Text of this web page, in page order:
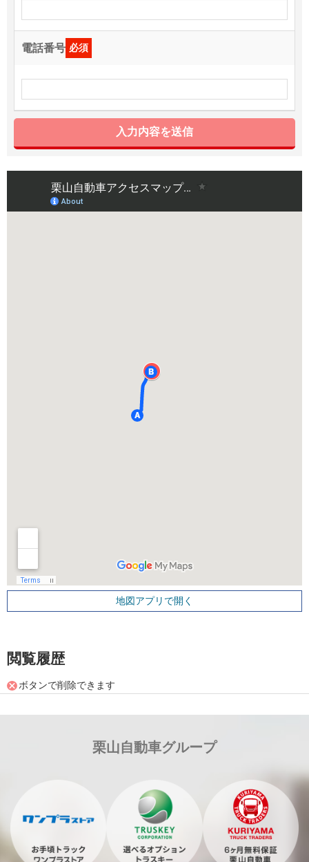
電話番号 必須
入力内容を送信
地図アプリで開く
閲覧履歴
ボタンで削除できます
栗山自動車グループ